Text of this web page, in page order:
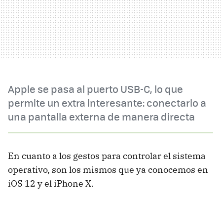
Apple se pasa al puerto USB-C, lo que
permite un extra interesante: conectarlo a
una pantalla externa de manera directa
En cuanto a los gestos para controlar el sistema
operativo, son los mismos que ya conocemos en
iOS 12 y el iPhone X.